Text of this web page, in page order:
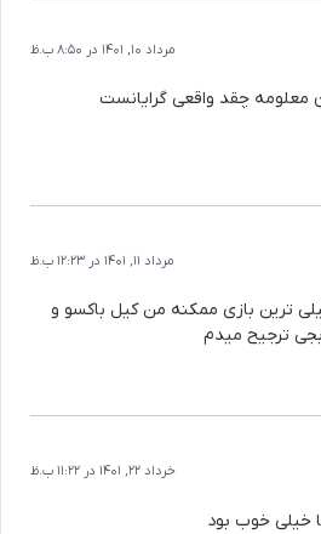
مرداد 10, 1401 در 8:50 ب.ظ
معلومه چقد واقعی گرایانست
مرداد 11, 1401 در 12:23 ب.ظ
ترین بازی ممکنه من کیل باکسو و
ترجیح میدم
خرداد 22, 1401 در 11:22 ب.ظ
خیلی خوب بود